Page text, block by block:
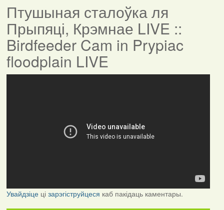
Птушыная сталоўка ля
Прыпяці, Крэмнае LIVE ::
Birdfeeder Cam in Prypiac
floodplain LIVE
Увайдзіцеці зарэгіструйцеся каб пакідаць каментары.